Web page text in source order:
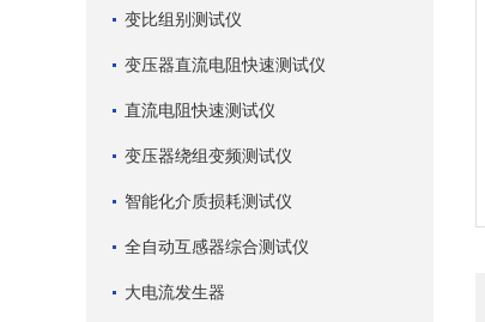
变比组别测试仪
变压器直流电阻快速测试仪
直流电阻快速测试仪
变压器绕组变频测试仪
智能化介质损耗测试仪
全自动互感器综合测试仪
大电流发生器